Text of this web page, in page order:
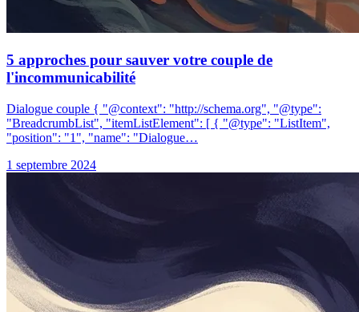
5 approches pour sauver votre couple de
l'incommunicabilité
Dialogue couple { "@context": "http://schema.org", "@type":
"BreadcrumbList", "itemListElement": [ { "@type": "ListItem",
"position": "1", "name": "Dialogue…
1 septembre 2024